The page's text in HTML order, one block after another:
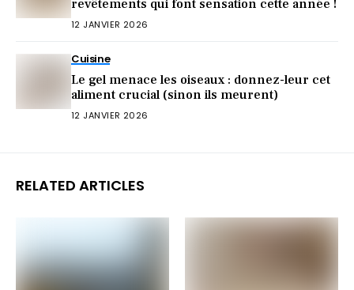
revêtements qui font sensation cette année !
12 JANVIER 2026
Cuisine
Le gel menace les oiseaux : donnez-leur cet
aliment crucial (sinon ils meurent)
12 JANVIER 2026
RELATED ARTICLES